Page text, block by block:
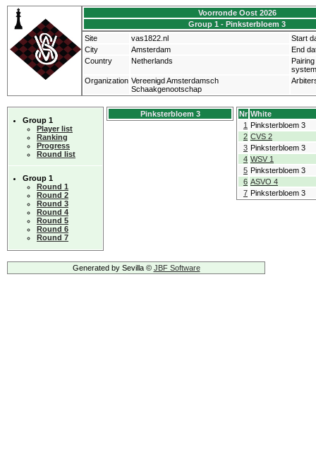
Voorronde Oost 2026
Group 1 - Pinksterbloem 3
Site
vas1822.nl
Start
City
Amsterdam
End
Country
Netherlands
Pairing
system
Organization Vereenigd Amsterdamsch
Schaakgenootschap
Group 1
Player list
Ranking
Progress
Round list
Group 1
Round 1
Round 2
Round 3
Round 4
Round 5
Round 6
Round 7
Pinksterbloem 3 Nr White
1 Pinksterbloem 3
2 CVS 2
3 Pinksterbloem 3
4 WSV 1
5 Pinksterbloem 3
6 ASVO 4
7 Pinksterbloem 3
Generated by Sevilla © JBF Software